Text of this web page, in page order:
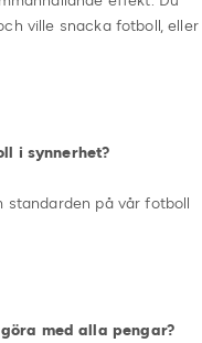
ville snacka fotboll, eller
i synnerhet?
standarden på vår fotboll
med alla pengar?